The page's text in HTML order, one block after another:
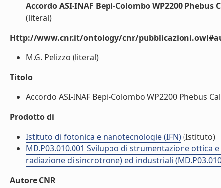
Accordo ASI-INAF Bepi-Colombo WP2200 Phebus
(literal)
Http://www.cnr.it/ontology/cnr/
M.G. Pelizzo (literal)
Titolo
Accordo ASI-INAF Bepi-Colombo WP2200 Phebus
Prodotto di
Istituto di fotonica e nanotecnologie (IFN)(Istituto)
MD.P03.010.001 Sviluppo di strumentazione ottica
radiazione di sincrotrone) ed industriali
Autore CNR